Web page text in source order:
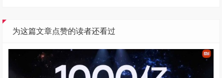
为这篇文章点赞的读者还看过